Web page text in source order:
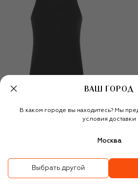
ВАШ ГОРОД
В каком городе вы находитесь? Мы
условия доставки
Москва
Выбрать другой